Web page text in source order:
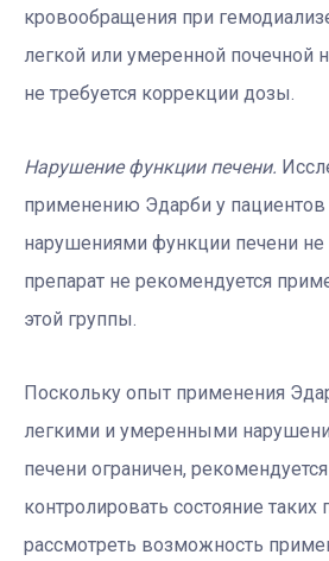
кровообращения при
легкой или умеренной почечной
не требуется коррекции дозы.
Нарушение функции печени.
применению Эдарби у
нарушениями функции печени не
препарат не рекомендуется
этой группы.
Поскольку опыт применения
легкими и умеренными
печени ограничен,
контролировать состояние таких
рассмотреть возможность